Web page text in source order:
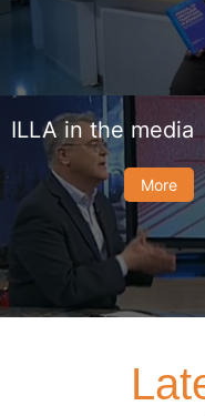
ILLA in the media
More